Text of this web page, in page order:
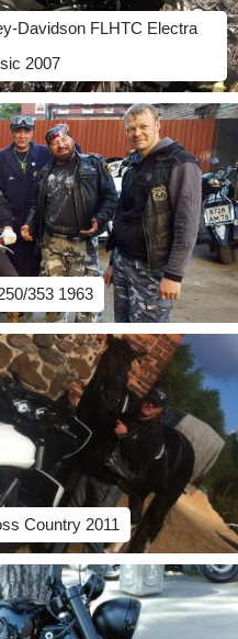
Davidson FLHTC Electra
2007
353 1963
Country 2011